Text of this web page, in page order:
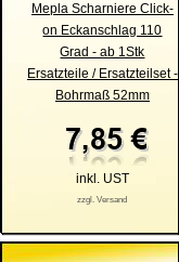
Mepla Scharniere Click-
on Eckanschlag 110
Grad - ab 1Stk
Ersatzteile / Ersatzteilset -
Bohrmaß 52mm
inkl. UST
zzgl. Versand